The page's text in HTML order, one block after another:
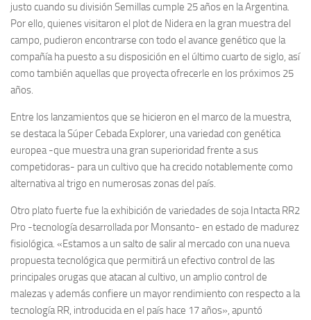
justo cuando su división Semillas cumple 25 años en la Argentina.
Por ello, quienes visitaron el plot de Nidera en la gran muestra del
campo, pudieron encontrarse con todo el avance genético que la
compañía ha puesto a su disposición en el último cuarto de siglo, así
como también aquellas que proyecta ofrecerle en los próximos 25
años.
Entre los lanzamientos que se hicieron en el marco de la muestra,
se destaca la Súper Cebada Explorer, una variedad con genética
europea -que muestra una gran superioridad frente a sus
competidoras- para un cultivo que ha crecido notablemente como
alternativa al trigo en numerosas zonas del país.
Otro plato fuerte fue la exhibición de variedades de soja Intacta RR2
Pro -tecnología desarrollada por Monsanto- en estado de madurez
fisiológica. «Estamos a un salto de salir al mercado con una nueva
propuesta tecnológica que permitirá un efectivo control de las
principales orugas que atacan al cultivo, un amplio control de
malezas y además confiere un mayor rendimiento con respecto a la
tecnología RR, introducida en el país hace 17 años», apuntó